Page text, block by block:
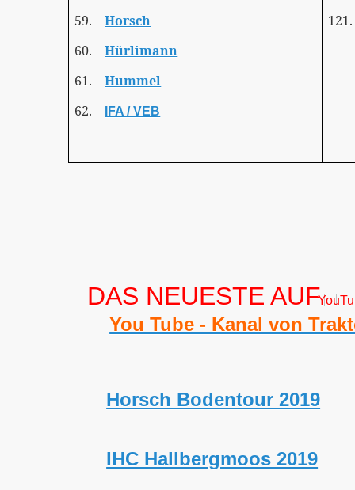
59.
Horsch
60.
Hürlimann
61.
Hummel
62.
IFA / VEB
121.
DAS NEUESTE AUF
You Tube - Kanal von
Horsch Bodentour 2019
IHC Hallbergmoos 2019